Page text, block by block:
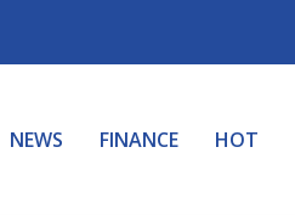
NEWS FINANCE HOT